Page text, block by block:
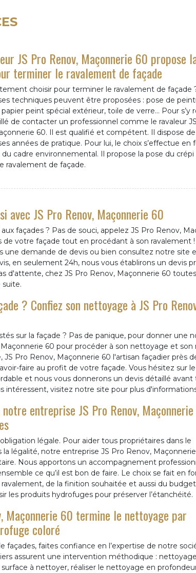
JS Pro Renov, Maçonnerie 60 propose
terminer le ravalement de façade
choisir pour terminer le ravalement de façade
techniques peuvent être proposées : pose de
papier peint spécial extérieur, toile de verre… Pour s’y
de contacter un professionnel comme le ravaleur
60. Il est qualifié et compétent. Il dispose de
années de pratique. Pour lui, le choix s’effectue en
du cadre environnemental. Il propose la pose du
ravalement de façade.
avec JS Pro Renov, Maçonnerie 60
façades ? Pas de souci, appelez JS Pro Renov,
votre façade tout en procédant à son ravalement !
une demande de devis ou bien consultez notre site
en seulement 24h, nous vous établirons un devis
d'attente, chez JS Pro Renov, Maçonnerie 60
? Confiez son nettoyage à JS Pro
sur la façade ? Pas de panique, pour donner une
60 pour procéder à son nettoyage et son
JS Pro Renov, Maçonnerie 60 l'artisan façadier près
faire au profit de votre façade. Vous hésitez sur le
et nous vous donnerons un devis détaillé
intéressent, visitez notre site pour plus
entreprise JS Pro Renov,
légale. Pour aider tous propriétaires dans le
légalité, notre entreprise JS Pro Renov,
Nous apportons un accompagnement
ce qu’il est bon de faire. Le choix se fait en
de la finition souhaitée et aussi du
les produits hydrofuges pour préserver l’étanchéité.
Maçonnerie 60 termine le nettoyage par
coloré
façades, faites confiance en l’expertise de notre
assurent une intervention méthodique :
surface à nettoyer, réaliser le nettoyage en